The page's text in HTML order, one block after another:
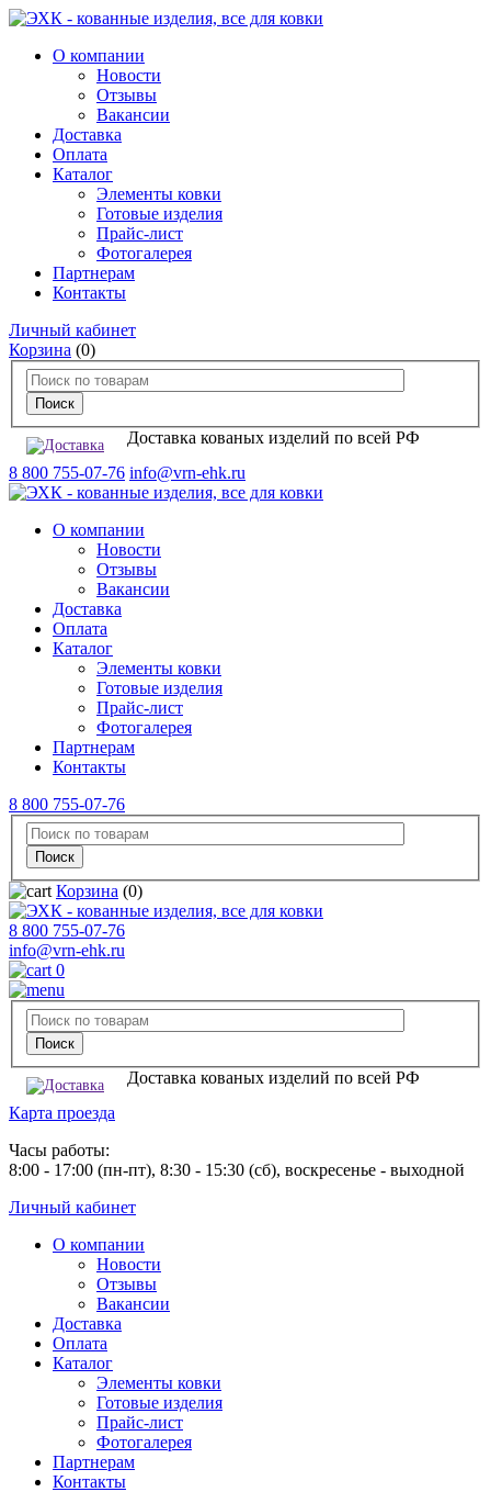
О компании
Новости
Отзывы
Вакансии
Доставка
Оплата
Каталог
Элементы ковки
Готовые изделия
Прайс-лист
Фотогалерея
Партнерам
Контакты
Личный кабинет
Корзина (0)
Доставка кованых изделий по всей РФ
8 800 755-07-76 info@vrn-ehk.ru
О компании
Новости
Отзывы
Вакансии
Доставка
Оплата
Каталог
Элементы ковки
Готовые изделия
Прайс-лист
Фотогалерея
Партнерам
Контакты
8 800 755-07-76
Корзина (0)
8 800 755-07-76
info@vrn-ehk.ru
0
Доставка кованых изделий по всей РФ
Карта проезда
Часы работы:
8:00 - 17:00 (пн-пт), 8:30 - 15:30 (сб), воскресенье - выходной
Личный кабинет
О компании
Новости
Отзывы
Вакансии
Доставка
Оплата
Каталог
Элементы ковки
Готовые изделия
Прайс-лист
Фотогалерея
Партнерам
Контакты